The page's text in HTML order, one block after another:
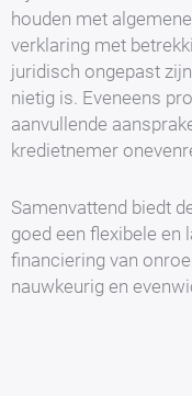
houden met
verklaring met
juridisch ongepast
nietig is. Eveneens
aanvullende
kredietnemer
Samenvattend biedt
goed een flexibele en
financiering van
nauwkeurig en